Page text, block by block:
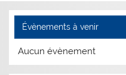
Évènements à venir
Aucun évènement